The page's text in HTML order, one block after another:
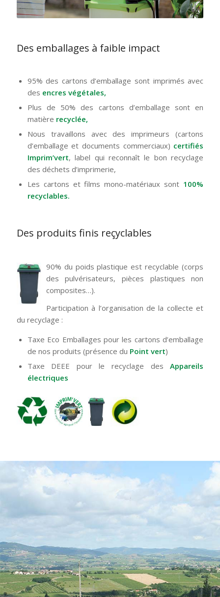
Des emballages à faible impact
95% des cartons d’emballage sont imprimés avec
des encres végétales,
Plus de 50% des cartons d’emballage sont en
matière recyclée,
Nous travaillons avec des imprimeurs (cartons
d’emballage et documents commerciaux) certifiés
Imprim’vert, label qui reconnaît le bon recyclage
des déchets d’imprimerie,
Les cartons et films mono-matériaux sont 100%
recyclables.
Des produits finis reçyclables
90% du poids plastique est recyclable (corps
des pulvérisateurs, pièces plastiques non
composites…).
Participation à l’organisation de la collecte et
du recyclage :
Taxe Eco Emballages pour les cartons d’emballage
de nos produits (présence du Point vert)
Taxe DEEE pour le recyclage desAppareils
électriques